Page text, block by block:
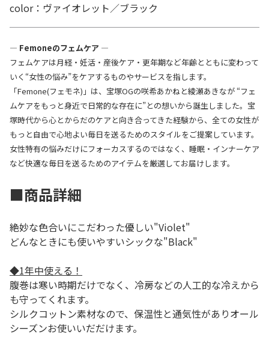
color：ヴァイオレット／ブラック
― Femoneのフェムケア ―
フェムケアは月経・妊活・産後ケア・更年期など年齢とともに変わって
いく“女性の悩み”をケアするものやサービスを指します。
「Femone(フェモネ)」は、宝塚OGの咲希あかねと綾瀬あきなが “フェ
ムケアをもっと身近で日常的な存在に”との想いから誕生しました。宝
塚時代から心とからだのケアと向き合ってきた経験から、全ての女性が
もっと自由で心地よい毎日を送るためのスタイルをご提案しています。
女性特有の悩みだけにフォーカスするのではなく、睡眠・インナーケア
など快適な毎日を送るためのアイテムを厳選してお届けします。
■商品詳細
絶妙な色合いにこだわった優しい"Violet"
どんなときにも使いやすいシックな"Black"
◆1年中使える！
腹巻は寒い時期だけでなく、冷房などの人工的な冷えから
も守ってくれます。
シルクコットン素材なので、保温性と通気性がありオール
シーズンお使いいだだけます。